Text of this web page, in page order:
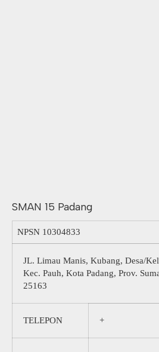
SMAN 15 Padang
NPSN 10304833
JL. Limau Manis, Kubang, Desa/
Kec. Pauh, Kota Padang, Prov.
25163
TELEPON +